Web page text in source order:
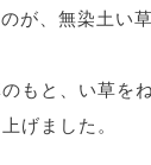
が、無染土い
もと、い草を
げました。